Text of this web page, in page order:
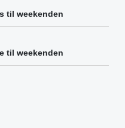
til weekenden
til weekenden